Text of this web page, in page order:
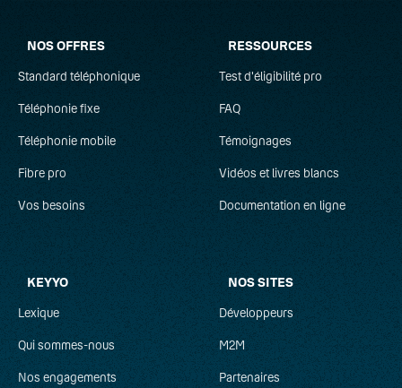
NOS OFFRES
Standard téléphonique
Téléphonie fixe
Téléphonie mobile
Fibre pro
Vos besoins
RESSOURCES
Test d'éligibilité pro
FAQ
Témoignages
Vidéos et livres blancs
Documentation en ligne
KEYYO
Lexique
Qui sommes-nous
Nos engagements
NOS SITES
Développeurs
M2M
Partenaires